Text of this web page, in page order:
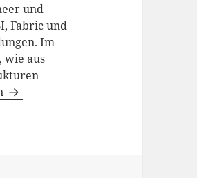
und
Fabric und
Im
wie aus